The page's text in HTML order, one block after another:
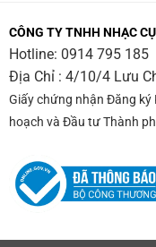
CÔNG TY TNHH NHẠC
Hotline: 0914 795 185
Địa Chỉ : 4/10/4 Lưu
Giấy chứng nhận Đăng ký
hoạch và Đầu tư Thành